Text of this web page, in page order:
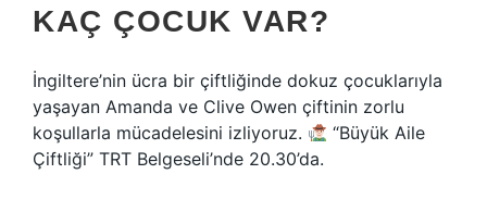
KAÇ ÇOCUK VAR?
İngiltere’nin ücra bir çiftliğinde dokuz çocuklarıyla
yaşayan Amanda ve Clive Owen çiftinin zorlu
koşullarla mücadelesini izliyoruz.
“Büyük Aile
Çiftliği” TRT Belgeseli’nde 20.30’da.